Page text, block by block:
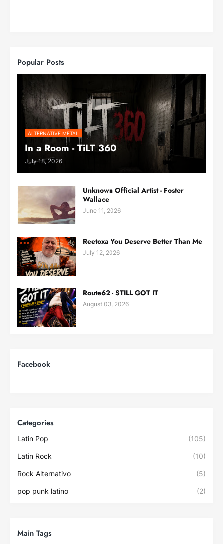
Popular Posts
ALTERNATIVE METAL
In a Room - TiLT 360
July 18, 2026
Unknown Official Artist - Foster
Wallace
June 11, 2026
Reetoxa You Deserve Better Than Me
July 12, 2026
Route62 - STILL GOT IT
August 03, 2026
Facebook
Categories
Latin Pop (105)
Latin Rock (10)
Rock Alternativo (5)
pop punk latino (2)
Main Tags